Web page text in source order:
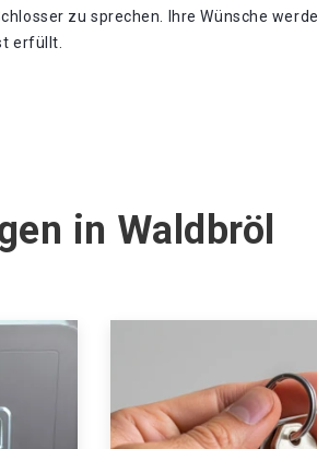
zu sprechen. Ihre Wünsche
erfüllt.
in Waldbröl